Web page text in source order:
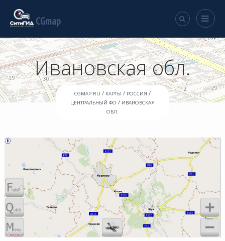
CGmap
Ивановская обл.
CGMAP.RU / КАРТЫ / РОССИЯ /
ЦЕНТРАЛЬНЫЙ ФО / ИВАНОВСКАЯ
ОБЛ.